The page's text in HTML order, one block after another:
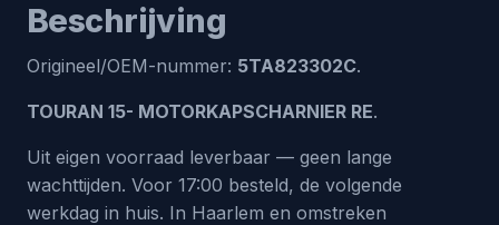
Beschrijving
Origineel/OEM-nummer: 5TA823302C.
TOURAN 15- MOTORKAPSCHARNIER RE.
Uit eigen voorraad leverbaar — geen lange
wachttijden. Voor 17:00 besteld, de volgende
werkdag in huis. In Haarlem en omstreken